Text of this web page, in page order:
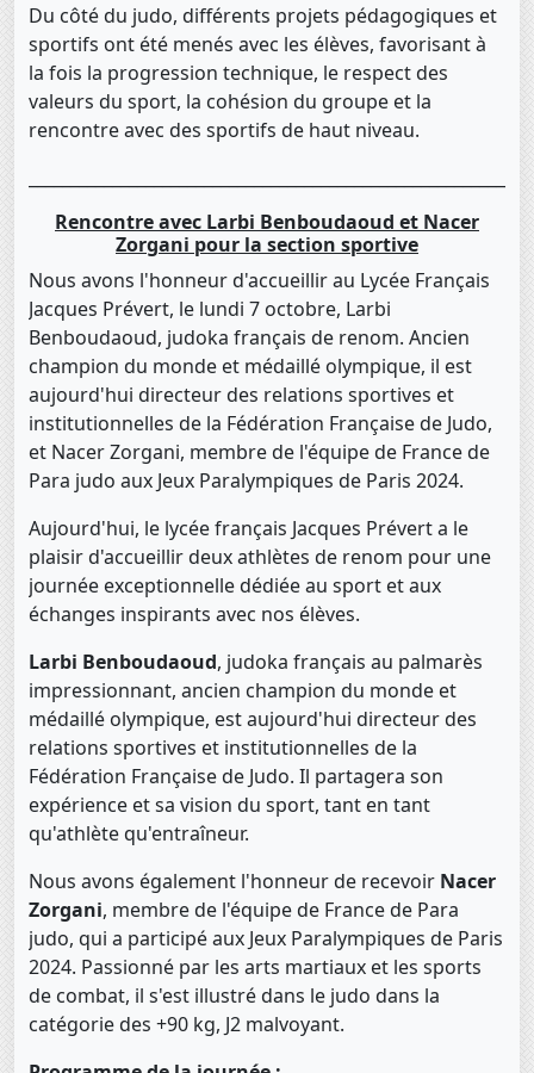
Du côté du judo, différents projets pédagogiques et
sportifs ont été menés avec les élèves, favorisant à
la fois la progression technique, le respect des
valeurs du sport, la cohésion du groupe et la
rencontre avec des sportifs de haut niveau.
Rencontre avec Larbi Benboudaoud et Nacer
Zorgani pour la section sportive
Nous avons l'honneur d'accueillir au Lycée Français
Jacques Prévert, le lundi 7 octobre, Larbi
Benboudaoud, judoka français de renom. Ancien
champion du monde et médaillé olympique, il est
aujourd'hui directeur des relations sportives et
institutionnelles de la Fédération Française de Judo,
et Nacer Zorgani, membre de l'équipe de France de
Para judo aux Jeux Paralympiques de Paris 2024.
Aujourd'hui, le lycée français Jacques Prévert a le
plaisir d'accueillir deux athlètes de renom pour une
journée exceptionnelle dédiée au sport et aux
échanges inspirants avec nos élèves.
Larbi Benboudaoud, judoka français au palmarès
impressionnant, ancien champion du monde et
médaillé olympique, est aujourd'hui directeur des
relations sportives et institutionnelles de la
Fédération Française de Judo. Il partagera son
expérience et sa vision du sport, tant en tant
qu'athlète qu'entraîneur.
Nous avons également l'honneur de recevoir Nacer
Zorgani, membre de l'équipe de France de Para
judo, qui a participé aux Jeux Paralympiques de Paris
2024. Passionné par les arts martiaux et les sports
de combat, il s'est illustré dans le judo dans la
catégorie des +90 kg, J2 malvoyant.